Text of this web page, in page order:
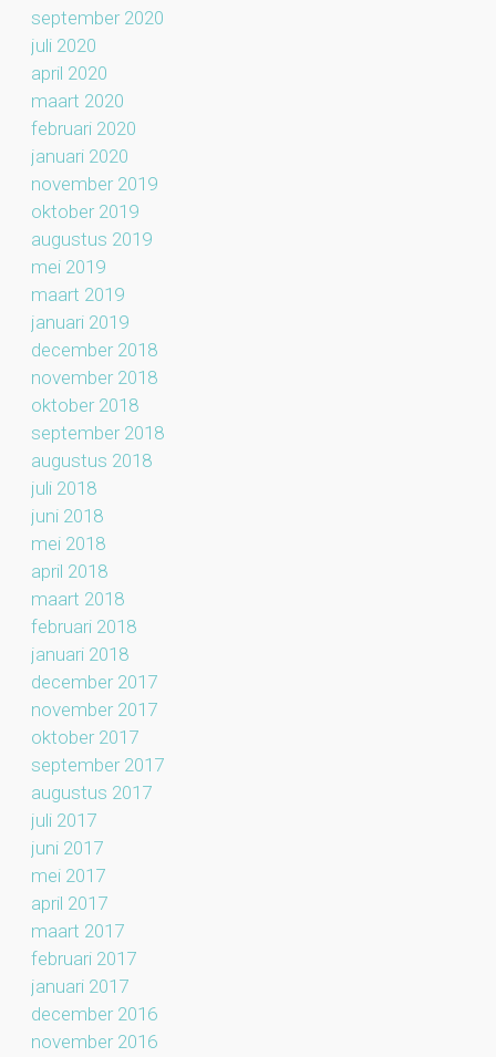
september 2020
juli 2020
april 2020
maart 2020
februari 2020
januari 2020
november 2019
oktober 2019
augustus 2019
mei 2019
maart 2019
januari 2019
december 2018
november 2018
oktober 2018
september 2018
augustus 2018
juli 2018
juni 2018
mei 2018
april 2018
maart 2018
februari 2018
januari 2018
december 2017
november 2017
oktober 2017
september 2017
augustus 2017
juli 2017
juni 2017
mei 2017
april 2017
maart 2017
februari 2017
januari 2017
december 2016
november 2016